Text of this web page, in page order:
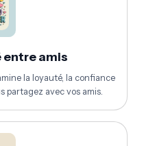
entre amis
la loyauté, la confiance
partagez avec vos amis.